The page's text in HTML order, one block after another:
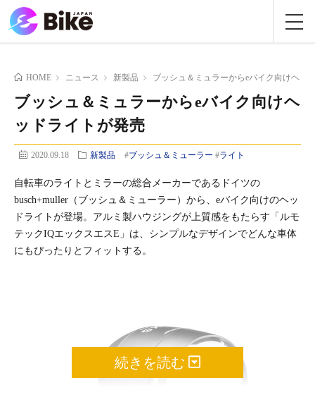
HOME ニュース 新製品 ブッシュ＆ミュラーからeバイク向けヘッ
ブッシュ＆ミュラーからeバイク向けヘ
ッドライトが発売
2020.09.18 新製品 #ブッシュ＆ミューラー #ライト
自転車のライトとミラーの総合メーカーであるドイツの
busch+muller（ブッシュ＆ミューラー）から、eバイク向けのヘッ
ドライトが登場。アルミ製ハウジングが上質感をもたらす「ルモ
テックIQエックスエスE」は、シンプルなデザインでどんな車体
にもぴったりとフィットする。
続きを読む